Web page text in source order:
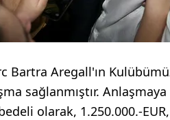
Bartra Aregall'ın
sağlanmıştır.
olarak, 1.250.000.-EUR,